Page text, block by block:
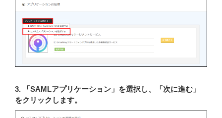
3. 「SAMLアプリケーション」を選択し、「次に進む」
をクリックします。